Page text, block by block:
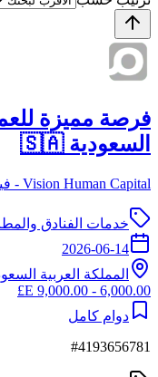
فرصة مميزة
السعودية 🇸🇦
Vision Human Capital - فيجين هيومان كابيتال
خدمات الفنادق
2026-06-14
المملكة العربية
6,000.00 - 9,000.00 E£
دوام كامل
#4193656781